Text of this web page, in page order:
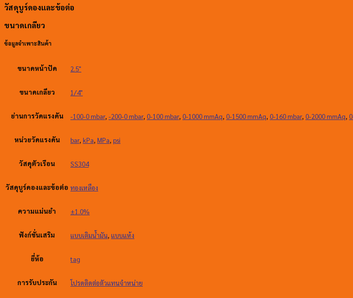
วัสดุบูร์ดองและข้อต่อ
ขนาดเกลียว
ข้อมูลจำเพาะสินค้า
ขนาดหน้าปัด 2.5"
ขนาดเกลียว 1/4"
ย่านการวัดแรงดัน -100-0 mbar, -200-0 mbar, 0-100 mbar, 0-1000 mmAq, 0-1500 mmAq, 0-160 mbar, 0-2000 mmAq,
หน่วยวัดแรงดัน bar, kPa, MPa, psi
วัสดุตัวเรือน SS304
วัสดุบูร์ดองและข้อต่อ ทองเหลือง
ความแม่นยำ ±1.0%
ฟังก์ชั่นเสริม แบบเติมน้ำมัน, แบบแห้ง
ยี่ห้อ tag
การรับประกัน โปรดติดต่อตัวแทนจำหน่าย